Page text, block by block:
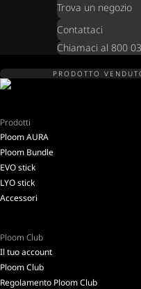
Trova un negozio
Contattaci
Chiamaci al 800
PRODOTTO
Prodotti
Ploom AURA
Ploom Bundle
EVO stick
LYO stick
Accessori
Ploom Club
Il tuo account
Ploom Club
Regolamento Ploom Club